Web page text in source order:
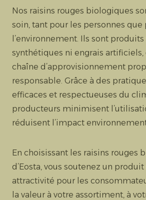
Nos raisins rouges biologiques
soin, tant pour les personnes que
l’environnement. Ils sont
synthétiques ni engrais artificiels,
chaîne d’approvisionnement
responsable. Grâce à des
efficaces et respectueuses du
producteurs minimisent
réduisent l’impact
En choisissant les raisins rouges
d’Eosta, vous soutenez un
attractivité pour les
la valeur à votre assortiment, à